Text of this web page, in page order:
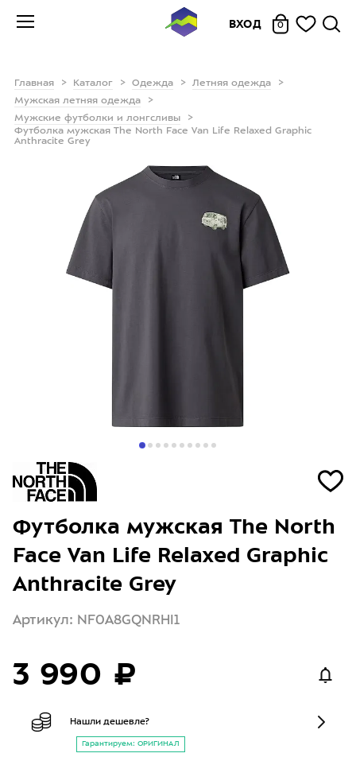
ВХОД 0
Главная Каталог Одежда
Летняя одежда
Мужская летняя одежда
Мужские футболки и лонгсливы
Футболка мужская The North Face Van Life Relaxed Graphic
Anthracite Grey
Футболка мужская The North
Face Van Life Relaxed Graphic
Anthracite Grey
Артикул: NF0A8GQNRHI1
3 990 ₽
Нашли дешевле?
Гарантируем: ОРИГИНАЛ